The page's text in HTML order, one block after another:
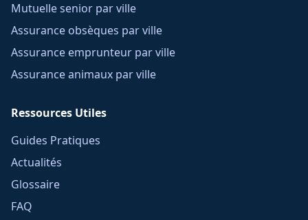
Mutuelle senior par ville
Assurance obsèques par ville
Assurance emprunteur par ville
Assurance animaux par ville
Ressources Utiles
Guides Pratiques
Actualités
Glossaire
FAQ